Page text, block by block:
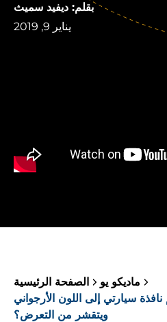
بقلم: ديفيد سميث
يناير 9, 2019
الصفحة الرئيسية
ماديكو يو
سيارتي إلى اللون الأرجواني
ويتقشر من التعرض؟